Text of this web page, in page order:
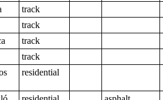
track
track
track
track
residential